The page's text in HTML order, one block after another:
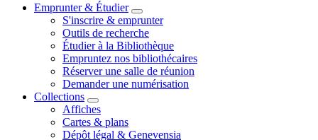
Emprunter & Étudier
S'inscrire & emprunter
Outils de recherche
Étudier à la Bibliothèque
Empruntez nos bibliothécaires
Réserver une salle de réunion
Demander une numérisation
Collections
Affiches
Cartes & plans
Dépôt légal & Genevensia